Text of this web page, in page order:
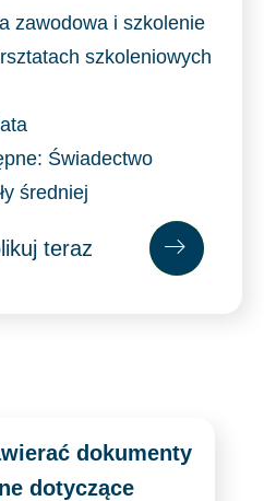
zawodowa i szkolenie
szkoleniowych
Świadectwo
średniej
Apl
teraz
dokumenty
dotyczące